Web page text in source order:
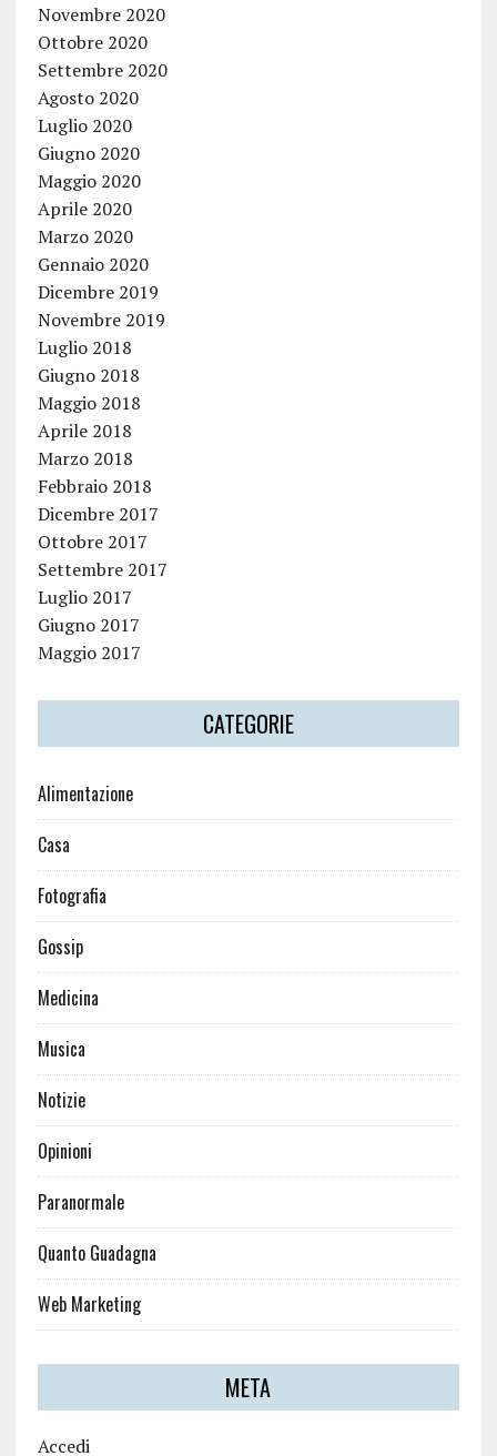
Novembre 2020
Ottobre 2020
Settembre 2020
Agosto 2020
Luglio 2020
Giugno 2020
Maggio 2020
Aprile 2020
Marzo 2020
Gennaio 2020
Dicembre 2019
Novembre 2019
Luglio 2018
Giugno 2018
Maggio 2018
Aprile 2018
Marzo 2018
Febbraio 2018
Dicembre 2017
Ottobre 2017
Settembre 2017
Luglio 2017
Giugno 2017
Maggio 2017
CATEGORIE
Alimentazione
Casa
Fotografia
Gossip
Medicina
Musica
Notizie
Opinioni
Paranormale
Quanto Guadagna
Web Marketing
META
Accedi